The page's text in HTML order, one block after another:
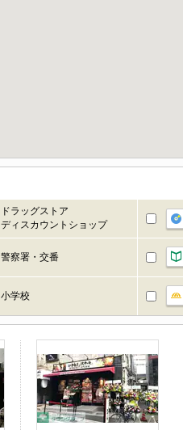
ドラッグストア
ディスカウントショップ
警察署・交番
小学校